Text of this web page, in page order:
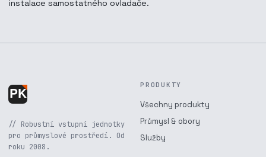
instalace samostatného ovladače.
// Robustní vstupní jednotky
pro průmyslové prostředí. Od
roku 2008.
PRODUKTY
Všechny produkty
Průmysl & obory
Služby